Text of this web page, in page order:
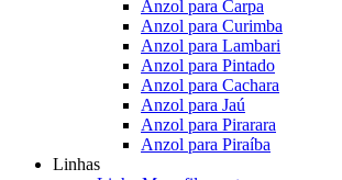
Anzol para Carpa
Anzol para Curimba
Anzol para Lambari
Anzol para Pintado
Anzol para Cachara
Anzol para Jaú
Anzol para Pirarara
Anzol para Piraíba
Linhas